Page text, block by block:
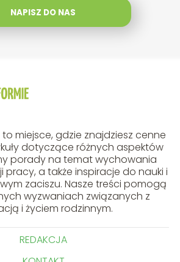
NAPISZ DO NAS
miejsce, gdzie znajdziesz cenne
dotyczące różnych aspektów
porady na temat wychowania
pracy, a także inspiracje do nauki i
zaciszu. Nasze treści pomogą
wyzwaniach związanych z
i życiem rodzinnym.
REDAKCJA